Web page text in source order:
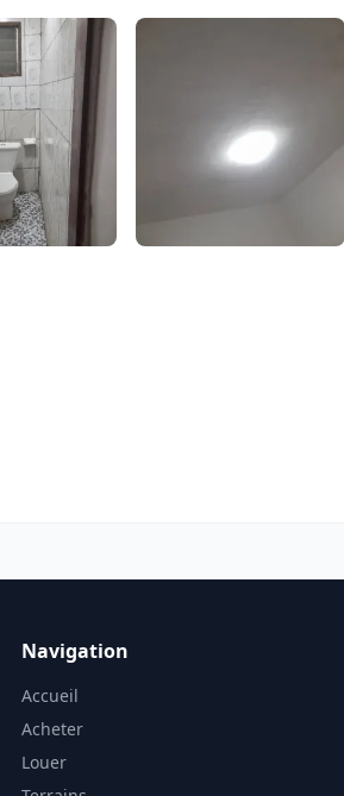
Navigation
Accueil
Acheter
Louer